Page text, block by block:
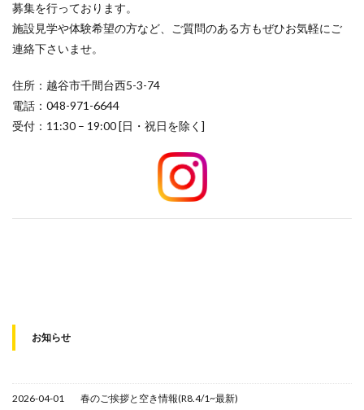
募集を行っております。
施設見学や体験希望の方など、ご質問のある方もぜひお気軽にご
連絡下さいませ。
住所：越谷市千間台西5-3-74
電話：048-971-6644
受付：11:30 – 19:00 [日・祝日を除く]
お知らせ
2026-04-01 春のご挨拶と空き情報(R8.4/1~最新)